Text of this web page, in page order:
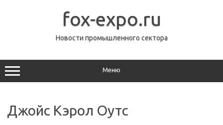
fox-expo.ru
Новости промышленного сектора
Меню
Джойс Кэрол Оутс